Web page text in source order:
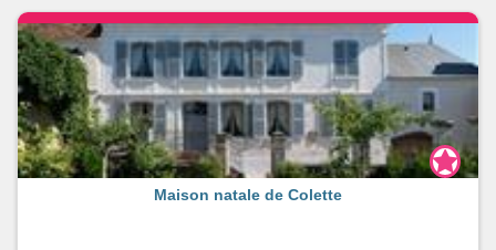
Maison natale de Colette